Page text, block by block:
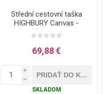
Střední cestovní taška
HIGHBURY Canvas -
hnědá - 56 L
69,88 €
i
h
SKLADOM